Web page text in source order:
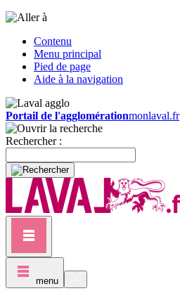
Contenu
Menu principal
Pied de page
Aide à la navigation
Portail de l'agglomérationmonlaval.fr
Rechercher :
menu